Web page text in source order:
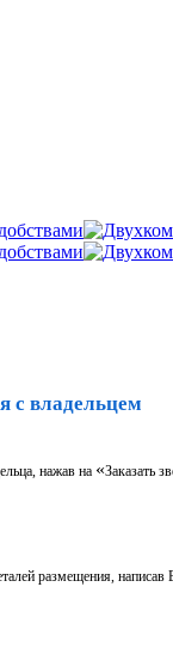
с владельцем
нажав на «Заказать
размещения, написав